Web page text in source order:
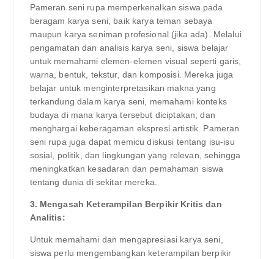
Pameran seni rupa memperkenalkan siswa pada
beragam karya seni, baik karya teman sebaya
maupun karya seniman profesional (jika ada). Melalui
pengamatan dan analisis karya seni, siswa belajar
untuk memahami elemen-elemen visual seperti garis,
warna, bentuk, tekstur, dan komposisi. Mereka juga
belajar untuk menginterpretasikan makna yang
terkandung dalam karya seni, memahami konteks
budaya di mana karya tersebut diciptakan, dan
menghargai keberagaman ekspresi artistik. Pameran
seni rupa juga dapat memicu diskusi tentang isu-isu
sosial, politik, dan lingkungan yang relevan, sehingga
meningkatkan kesadaran dan pemahaman siswa
tentang dunia di sekitar mereka.
3. Mengasah Keterampilan Berpikir Kritis dan
Analitis:
Untuk memahami dan mengapresiasi karya seni,
siswa perlu mengembangkan keterampilan berpikir